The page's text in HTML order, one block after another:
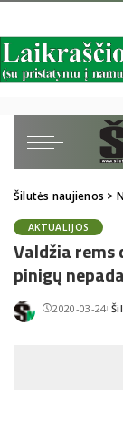
Šilutės naujienos >
AKTUALIJOS
Valdžia rems
pinigų
2020-03-24